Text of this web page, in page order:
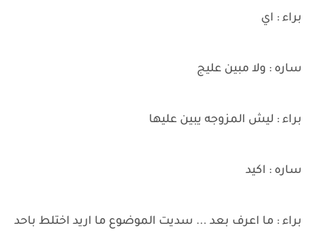
براء : اي
ساره : ولا مبين عليج
براء : ليش المزوجه يبين عليها
ساره : اكيد
براء : ما اعرف بعد ... سديت الموضوع ما اريد اختلط باحد